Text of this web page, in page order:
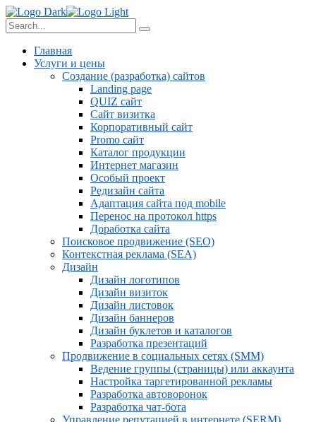
Главная
Услуги и цены
Создание (разработка) сайтов
Landing page
QUIZ сайт
Сайт визитка
Корпоративный сайт
Promo сайт
Каталог продукции
Интернет магазин
Особый проект
Редизайн сайта
Адаптация сайта под mobile
Перенос на протокол https
Доработка сайта
Поисковое продвижение (SEO)
Контекстная реклама (SEA)
Дизайн
Дизайн логотипов
Дизайн визиток
Дизайн листовок
Дизайн баннеров
Дизайн буклетов и каталогов
Разработка презентаций
Продвижение в социальных сетях (SMM)
Ведение группы (страницы) или аккаунта
Настройка таргетированной рекламы
Разработка автоворонок
Разработка чат-бота
Управление репутацией в интернете (SERM)